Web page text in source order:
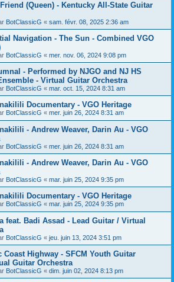
(Queen) - Kentucky All-State Guitar
BotClassicG « sam. févr. 08, 2025 2:36 am
Navigation - The Sun - Combined VGO
BotClassicG « mer. nov. 06, 2024 9:08 pm
- Performed by NJGO and NJ HS
- Virtual Guitar Orchestra
BotClassicG « mar. oct. 15, 2024 8:31 am
Documentary - VGO Heritage
BotClassicG « mer. juin 26, 2024 8:31 am
- Andrew Weaver, Darin Au - VGO
BotClassicG « mer. juin 26, 2024 8:31 am
- Andrew Weaver, Darin Au - VGO
BotClassicG « mar. juin 25, 2024 9:35 pm
Documentary - VGO Heritage
BotClassicG « mar. juin 25, 2024 9:35 pm
feat. Badi Assad - Lead Guitar / Virtual
BotClassicG « jeu. juin 13, 2024 3:51 pm
Coast Highway - SFCM Youth Guitar
Guitar Orchestra
BotClassicG « dim. juin 02, 2024 8:13 pm